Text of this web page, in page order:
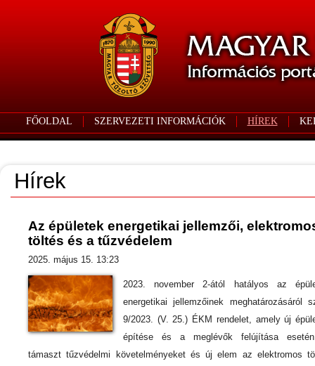
FŐOLDAL SZERVEZETI INFORMÁCIÓK HÍREK
Hírek
Az épületek energetikai jellemzői,
töltés és a tűzvédelem
2025. május 15. 13:23
2023. november 2-ától hatályos az
energetikai jellemzőinek meghatározásáról
9/2023. (V. 25.) ÉKM rendelet, amely új
építése és a meglévők felújítása
támaszt tűzvédelmi követelményeket és új elem az elektromos